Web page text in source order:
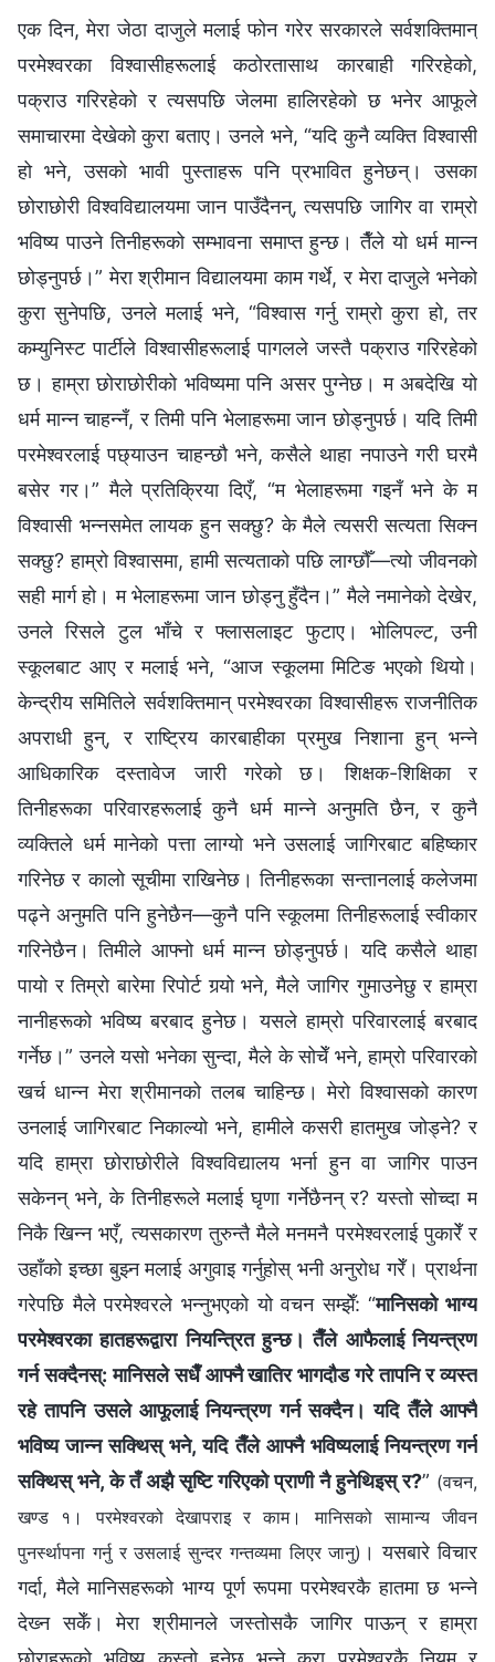
एक दिन, मेरा जेठा दाजुले मलाई फोन गरेर सरकारले सर्वशक्तिमान्‌
परमेश्‍वरका विश्‍वासीहरूलाई कठोरतासाथ कारबाही गरिरहेको,
पक्राउ गरिरहेको र त्यसपछि जेलमा हालिरहेको छ भनेर आफूले
समाचारमा देखेको कुरा बताए। उनले भने, “यदि कुनै व्यक्ति विश्‍वासी
हो भने, उसको भावी पुस्ताहरू पनि प्रभावित हुनेछन्। उसका
छोराछोरी विश्वविद्यालयमा जान पाउँदैनन्, त्यसपछि जागिर वा राम्रो
भविष्य पाउने तिनीहरूको सम्‍भावना समाप्त हुन्छ। तैँले यो धर्म मान्‍न
छोड्नुपर्छ।” मेरा श्रीमान विद्यालयमा काम गर्थे, र मेरा दाजुले भनेको
कुरा सुनेपछि, उनले मलाई भने, “विश्‍वास गर्नु राम्रो कुरा हो, तर
कम्युनिस्ट पार्टीले विश्‍वासीहरूलाई पागलले जस्तै पक्राउ गरिरहेको
छ। हाम्रा छोराछोरीको भविष्यमा पनि असर पुग्‍नेछ। म अबदेखि यो
धर्म मान्‍न चाहन्‍नँ, र तिमी पनि भेलाहरूमा जान छोड्नुपर्छ। यदि तिमी
परमेश्‍वरलाई पछ्याउन चाहन्छौ भने, कसैले थाहा नपाउने गरी घरमै
बसेर गर।” मैले प्रतिक्रिया दिएँ, “म भेलाहरूमा गइनँ भने के म
विश्‍वासी भन्‍नसमेत लायक हुन सक्छु? के मैले त्यसरी सत्यता सिक्‍न
सक्छु? हाम्रो विश्‍वासमा, हामी सत्यताको पछि लाग्छौँ—त्यो जीवनको
सही मार्ग हो। म भेलाहरूमा जान छोड्नु हुँदैन।” मैले नमानेको देखेर,
उनले रिसले टुल भाँचे र फ्‍लासलाइट फुटाए। भोलिपल्‍ट, उनी
स्कूलबाट आए र मलाई भने, “आज स्कूलमा मिटिङ भएको थियो।
केन्द्रीय समितिले सर्वशक्तिमान्‌ परमेश्‍वरका विश्‍वासीहरू राजनीतिक
अपराधी हुन्, र राष्ट्रिय कारबाहीका प्रमुख निशाना हुन् भन्‍ने
आधिकारिक दस्तावेज जारी गरेको छ। शिक्षक-शिक्षिका र
तिनीहरूका परिवारहरूलाई कुनै धर्म मान्‍ने अनुमति छैन, र कुनै
व्यक्तिले धर्म मानेको पत्ता लाग्यो भने उसलाई जागिरबाट बहिष्कार
गरिनेछ र कालो सूचीमा राखिनेछ। तिनीहरूका सन्तानलाई कलेजमा
पढ्ने अनुमति पनि हुनेछैन—कुनै पनि स्कूलमा तिनीहरूलाई स्वीकार
गरिनेछैन। तिमीले आफ्नो धर्म मान्‍न छोड्नुपर्छ। यदि कसैले थाहा
पायो र तिम्रो बारेमा रिपोर्ट गर्‍यो भने, मैले जागिर गुमाउनेछु र हाम्रा
नानीहरूको भविष्य बरबाद हुनेछ। यसले हाम्रो परिवारलाई बरबाद
गर्नेछ।” उनले यसो भनेका सुन्दा, मैले के सोचेँ भने, हाम्रो परिवारको
खर्च धान्‍न मेरा श्रीमानको तलब चाहिन्छ। मेरो विश्‍वासको कारण
उनलाई जागिरबाट निकाल्यो भने, हामीले कसरी हातमुख जोड्ने? र
यदि हाम्रा छोराछोरीले विश्वविद्यालय भर्ना हुन वा जागिर पाउन
सकेनन् भने, के तिनीहरूले मलाई घृणा गर्नेछैनन् र? यस्तो सोच्दा म
निकै खिन्‍न भएँ, त्यसकारण तुरुन्तै मैले मनमनै परमेश्‍वरलाई पुकारेँ र
उहाँको इच्‍छा बुझ्‍न मलाई अगुवाइ गर्नुहोस् भनी अनुरोध गरेँ। प्रार्थना
गरेपछि मैले परमेश्‍वरले भन्‍नुभएको यो वचन सम्‍झेँ: “मानिसको भाग्य
परमेश्‍वरका हातहरूद्वारा नियन्त्रित हुन्छ। तैँले आफैलाई नियन्त्रण
गर्न सक्दैनस्: मानिसले सधैँ आफ्नै खातिर भागदौड गरे तापनि र व्यस्त
रहे तापनि उसले आफूलाई नियन्त्रण गर्न सक्दैन। यदि तैँले आफ्नै
भविष्य जान्न सक्थिस् भने, यदि तैँले आफ्नै भविष्यलाई नियन्त्रण गर्न
सक्थिस् भने, के तँ अझै सृष्टि गरिएको प्राणी नै हुनेथिइस् र?” (वचन,
खण्ड १। परमेश्‍वरको देखापराइ र काम। मानिसको सामान्य जीवन
पुनर्स्थापना गर्नु र उसलाई सुन्दर गन्तव्यमा लिएर जानु) । यसबारे विचार
गर्दा, मैले मानिसहरूको भाग्य पूर्ण रूपमा परमेश्‍वरकै हातमा छ भन्‍ने
देख्‍न सकेँ। मेरा श्रीमानले जस्तोसकै जागिर पाऊन् र हाम्रा